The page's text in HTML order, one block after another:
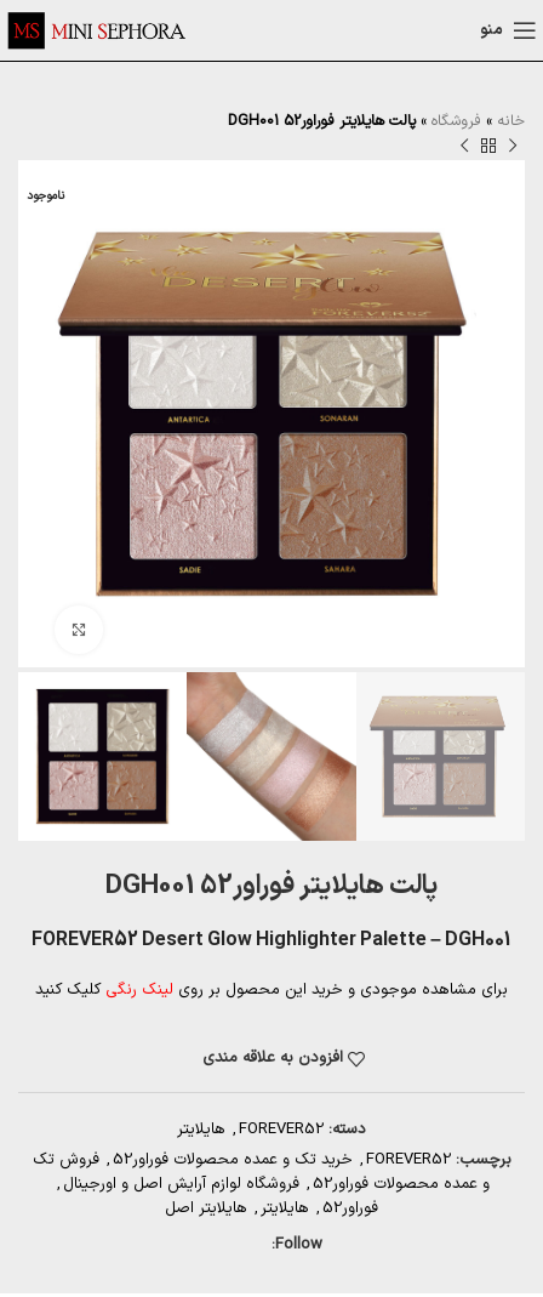
منو
خانه » فروشگاه »پالت هایلایتر فوراور52 DGH001
ناموجود
پالت هایلایتر فوراور52 DGH001
FOREVER52 Desert Glow Highlighter Palette – DGH001
برای مشاهده موجودی و خرید این محصول بر روی لینک رنگی کلیک کنید
افزودن به علاقه مندی
دسته: FOREVER52
, هایلایتر
برچسب: FOREVER52
, خرید تک و عمده محصولات فوراور52 , فروش تک
و عمده محصولات فوراور52
, فروشگاه لوازم آرایش اصل و اورجینال ,
فوراور52
, هایلایتر , هایلایتر اصل
Follow: